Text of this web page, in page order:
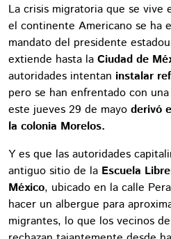
La crisis migratoria que se vive
el continente Americano se ha
mandato del presidente
extiende hasta la Ciudad de
autoridades intentan instalar
pero se han enfrentado con
este jueves 29 de mayo derivó
la colonia Morelos.
Y es que las autoridades
antiguo sitio de la Escuela
México, ubicado en la calle
hacer un albergue para
migrantes, lo que los vecinos